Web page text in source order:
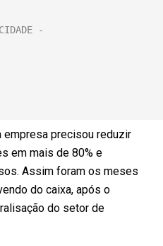
empresa precisou reduzir
em mais de 80% e
Assim foram os meses
do caixa, após o
do setor de